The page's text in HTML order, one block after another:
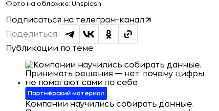
Фото на обложке: Unsplash
Подписаться на телеграм-канал
Поделиться:
Публикации по теме
Партнёрский материал
Компании научились собирать данные.